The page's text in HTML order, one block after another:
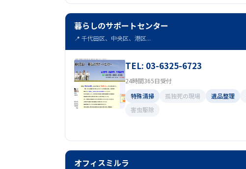
暮らしのサポートセンター
📍 千代田区、中央区、港区...
TEL: 03-6325-6723
24時間365日受付
特殊清掃
孤独死の現場 遺品整理
害虫駆除
オフィスミルラ